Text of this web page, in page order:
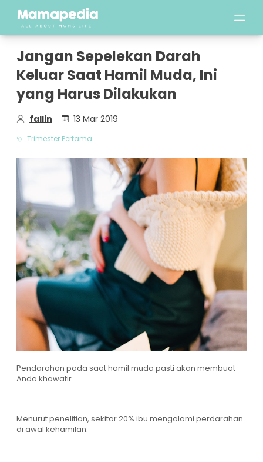
Jangan Sepelekan Darah
Keluar Saat Hamil Muda, Ini
yang Harus Dilakukan
fallin 13 Mar 2019
Trimester Pertama
Pendarahan pada saat hamil muda pasti akan membuat
Anda khawatir.
Menurut penelitian, sekitar 20% ibu mengalami perdarahan
di awal kehamilan.